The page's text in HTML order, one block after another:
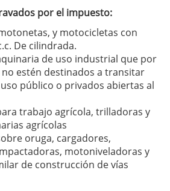
por el impuesto:
y motocicletas con
De cilindrada.
de uso industrial que por
estén destinados a transitar
público o privados abiertas al
trabajo agrícola, trilladoras y
agrícolas
oruga, cargadores,
motoniveladoras y
de construcción de vías